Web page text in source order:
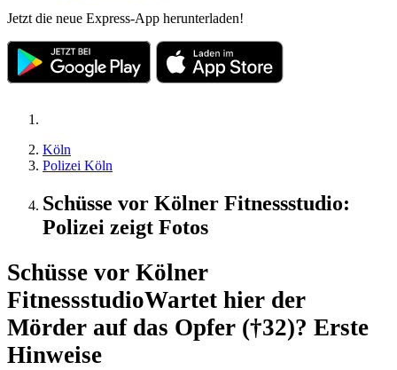
Jetzt die neue Express-App herunterladen!
Köln
Polizei Köln
Schüsse vor Kölner Fitnessstudio:
Polizei zeigt Fotos
Schüsse vor Kölner
FitnessstudioWartet hier der
Mörder auf das Opfer (†32)? Erste
Hinweise